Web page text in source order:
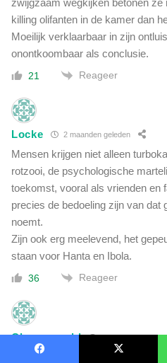
killing olifanten in de kamer dan
Moeilijk verklaarbaar in zijn
onontkoombaar als conclusie.
21 Reageer
Locke 2 maanden geleden
Mensen krijgen niet alleen
rotzooi, de psychologische
toekomst, vooral als vrienden en
precies de bedoeling zijn van
noemt.
Zijn ook erg meelevend, het
staan voor Hanta en Ibola.
36 Reageer
Clownwereld 2 maanden
Wederom krijgen de “wappies”